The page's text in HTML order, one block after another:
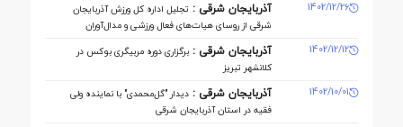
1402/12/26
آذربایجان شرقی : تجلیل اداره کل ورزش آذربایجان
‌شرقی از روسای هیات‌های فعال ورزشی و مدال‌آوران
1402/12/12
آذربایجان شرقی : برگزاری دوره مربیگری بوکس در
کلانشهر تبریز
1402/10/01
آذربایجان شرقی : دیدار "گل‌محمدی" با نماینده ولی
فقیه در استان آذربایجان شرقی